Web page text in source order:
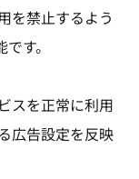
を禁止するよう
す。
スを正常に利用
広告設定を反映